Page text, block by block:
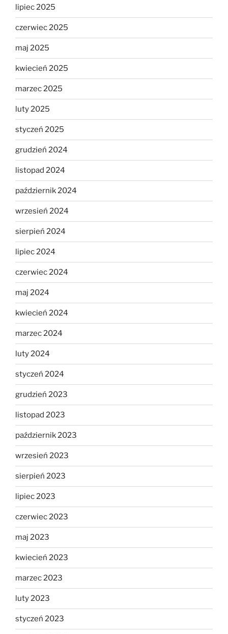
lipiec 2025
czerwiec 2025
maj 2025
kwiecień 2025
marzec 2025
luty 2025
styczeń 2025
grudzień 2024
listopad 2024
październik 2024
wrzesień 2024
sierpień 2024
lipiec 2024
czerwiec 2024
maj 2024
kwiecień 2024
marzec 2024
luty 2024
styczeń 2024
grudzień 2023
listopad 2023
październik 2023
wrzesień 2023
sierpień 2023
lipiec 2023
czerwiec 2023
maj 2023
kwiecień 2023
marzec 2023
luty 2023
styczeń 2023